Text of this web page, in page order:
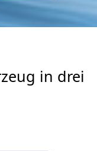
in drei